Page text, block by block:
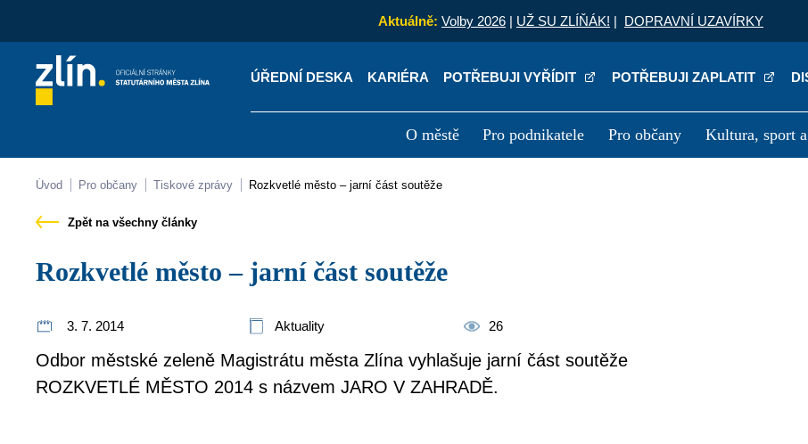
Aktuálně: Volby 2026 | UŽ SU ZLÍŇÁK! | DOPRAVNÍ UZAVÍRKY
ÚŘEDNÍ DESKA KARIÉRA POTŘEBUJI VYŘÍDIT POTŘEBUJI ZAPLATIT
O městě Pro podnikatele Pro občany Kultura, sport
Kontakty Úřední deska
Úvod Pro občany Tiskové zprávy Rozkvetlé město – jarní část soutěže
Zpět na všechny články
Rozkvetlé město – jarní část soutěže
3. 7. 2014 Aktuality 26
Odbor městské zeleně Magistrátu města Zlína vyhlašuje jarní část soutěže
ROZKVETLÉ MĚSTO 2014 s názvem JARO V ZAHRADĚ.